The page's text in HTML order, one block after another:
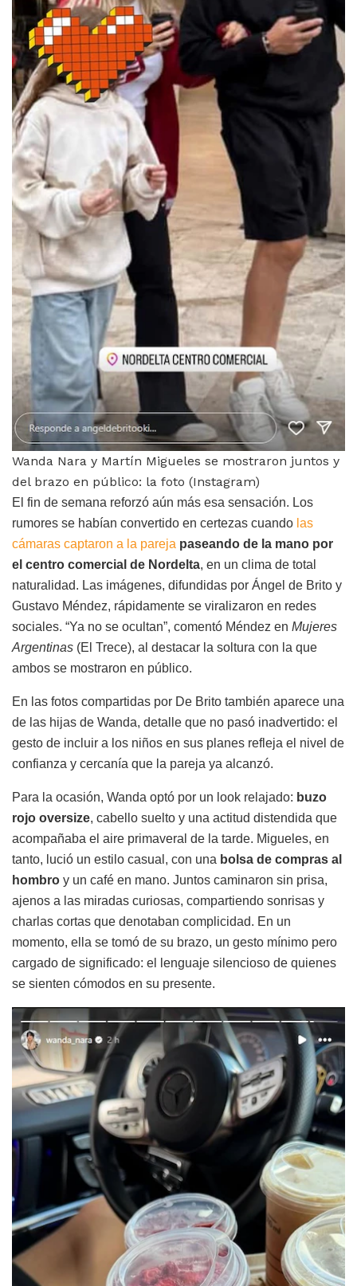
Wanda Nara y Martín Migueles se mostraron juntos y
del brazo en público: la foto (Instagram)
El fin de semana reforzó aún más esa sensación. Los
rumores se habían convertido en certezas cuando las
cámaras captaron a la pareja paseando de la mano por
el centro comercial de Nordelta, en un clima de total
naturalidad. Las imágenes, difundidas por Ángel de Brito y
Gustavo Méndez, rápidamente se viralizaron en redes
sociales. “Ya no se ocultan”, comentó Méndez en Mujeres
Argentinas (El Trece), al destacar la soltura con la que
ambos se mostraron en público.
En las fotos compartidas por De Brito también aparece una
de las hijas de Wanda, detalle que no pasó inadvertido: el
gesto de incluir a los niños en sus planes refleja el nivel de
confianza y cercanía que la pareja ya alcanzó.
Para la ocasión, Wanda optó por un look relajado: buzo
rojo oversize, cabello suelto y una actitud distendida que
acompañaba el aire primaveral de la tarde. Migueles, en
tanto, lució un estilo casual, con una bolsa de compras al
hombro y un café en mano. Juntos caminaron sin prisa,
ajenos a las miradas curiosas, compartiendo sonrisas y
charlas cortas que denotaban complicidad. En un
momento, ella se tomó de su brazo, un gesto mínimo pero
cargado de significado: el lenguaje silencioso de quienes
se sienten cómodos en su presente.